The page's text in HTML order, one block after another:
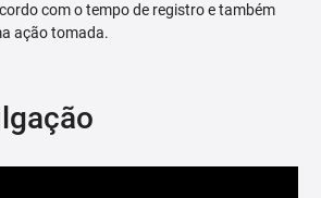
com o tempo de registro e também
ação tomada.